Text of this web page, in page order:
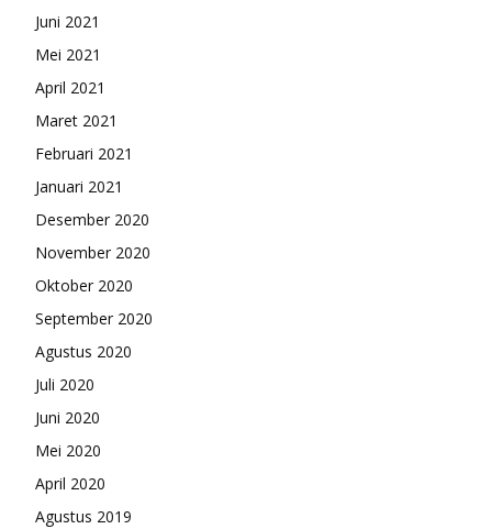
Juni 2021
Mei 2021
April 2021
Maret 2021
Februari 2021
Januari 2021
Desember 2020
November 2020
Oktober 2020
September 2020
Agustus 2020
Juli 2020
Juni 2020
Mei 2020
April 2020
Agustus 2019